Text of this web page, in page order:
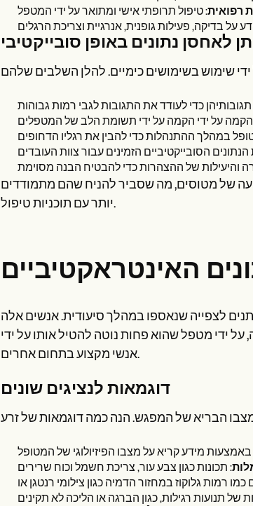
רפואית
של מטוסים, מה שסביר להניח שהם מתמודדים
יותר עם תוכניות טיפול.
לצפייה שנאספו במהלך סיעודית. אנשים אלה
על ידי מטפל שהוא פחות נוטה להטיל אותו על ידי
אנשי מקצוע בתחום אחרים.
דוגמאות לנציגים שונים